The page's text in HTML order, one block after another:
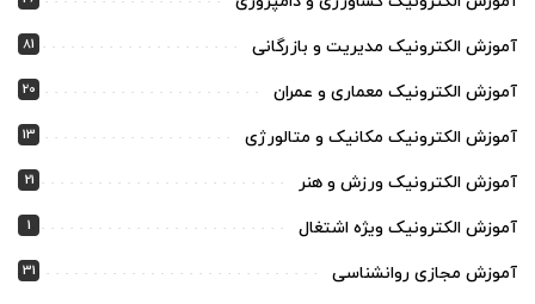
آموزش الکترونیک مدیریت و بازرگانی 81
آموزش الکترونیک معماری و عمران 20
آموزش الکترونیک مکانیک و متالورژی 13
آموزش الکترونیک ورزش و هنر 21
آموزش الکترونیک ویژه اشتغال 1
آموزش مجازی روانشناسی 31